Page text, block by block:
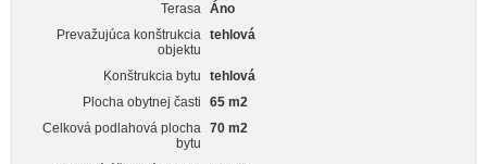
Terasa Áno
Prevažujúca konštrukcia
objektu
tehlová
Konštrukcia bytu
tehlová
Plocha obytnej časti
65 m2
Celková podlahová plocha
bytu
70 m2